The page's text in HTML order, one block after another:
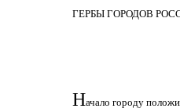
ГЕРБЫ ГОРОДОВ
Начало городу